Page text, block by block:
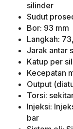
silinder
Sudut
Bor: 93 mm
Langkah:
Jarak antar
Katup per
Kecepatan
Output
Torsi:
Injeksi:
bar